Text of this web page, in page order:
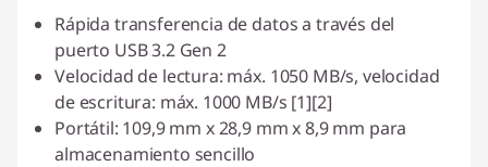
Rápida transferencia de datos a través del
puerto USB 3.2 Gen 2
Velocidad de lectura: máx. 1050 MB/s, velocidad
de escritura: máx. 1000 MB/s [1][2]
Portátil: 109,9 mm x 28,9 mm x 8,9 mm para
almacenamiento sencillo